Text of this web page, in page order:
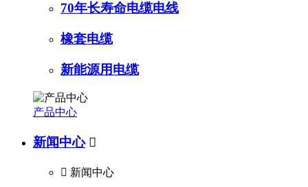
70年长寿命电缆电线
橡套电缆
新能源用电缆
产品中心
新闻中心 
 新闻中心